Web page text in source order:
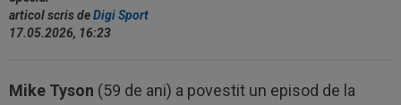
articol scris deDigi Sport
17.05.2026, 16:23
Mike Tyson (59 de ani) a povestit un episod de la